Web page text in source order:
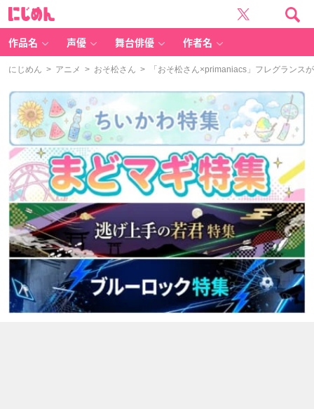
作品名 声優 舞台俳優 作者名
にじめん > アニメ > おそ松さん > 「おそ松さん×primaniacs」フレグランス